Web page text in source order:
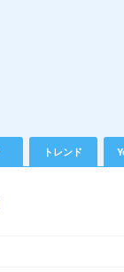
トレンド